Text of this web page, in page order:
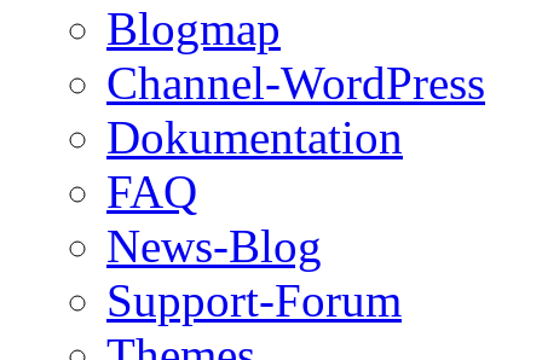
Blogmap
Channel-WordPress
Dokumentation
FAQ
News-Blog
Support-Forum